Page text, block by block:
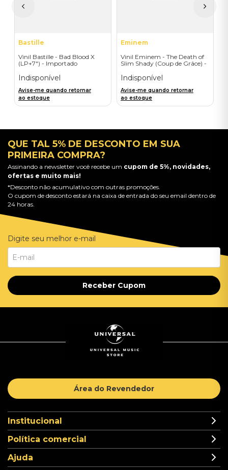
Bastille
Vinil Bastille - Bad Blood X
(LP+7") - Importado
Indisponível
Avise-me quando retornar
ao estoque
Eminem
Vinil Eminem - The Death of
Slim Shady (Coup de Grâce) -
Indisponível
Avise-me quando retornar
ao estoque
QUE TAL 5% DE DESCONTO EM SUA
PRIMEIRA COMPRA?
Assinando a newsletter você recebe um cupom de 5%, novidades,
ofertas e muito mais!
*Desconto não acumulativo com outras promoções.
O cupom de desconto estará na caixa de entrada do seu email dentro de
24 horas.
Digite seu melhor e-mail
Receber Cupom
Área do Revendedor
Institucional
Política comercial
Ajuda